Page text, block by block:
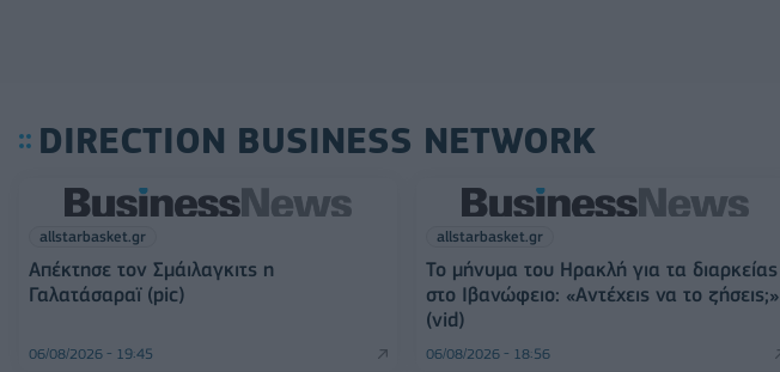
DIRECTION BUSINESS NETWORK
allstarbasket.gr
Απέκτησε τον Σμάιλαγκιτς η
Γαλατάσαραϊ (pic)
06/08/2026 - 19:45
allstarbasket.gr
Το μήνυμα του Ηρακλή για τα διαρκείας
στο Ιβανώφειο: «Αντέχεις να το ζήσεις;»
(vid)
06/08/2026 - 18:56